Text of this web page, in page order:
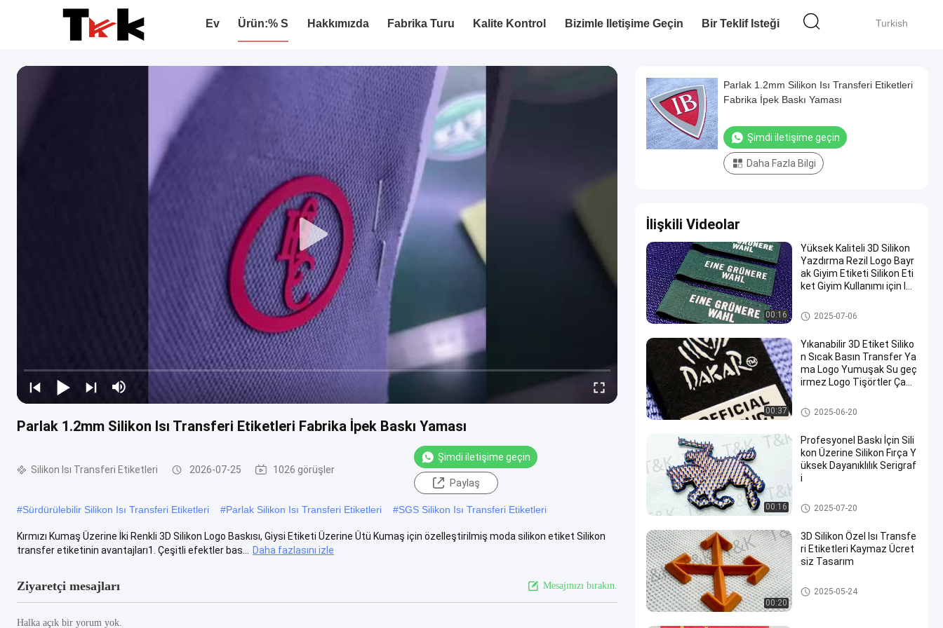
Turkish
Ev Ürün:% S Hakkımızda Fabrika Turu Kalite Kontrol Bizimle Iletişime Geçin Bir Teklif Isteği
Parlak 1.2mm Silikon Isı Transferi Etiketleri Fabrika İpek Baskı Yaması
Silikon Isı Transferi Etiketleri 2026-07-25 1026 görüşler
Şimdi iletişime geçin
Paylaş
#Sürdürülebilir Silikon Isı Transferi Etiketleri #Parlak Silikon Isı Transferi Etiketleri #SGS Silikon Isı Transferi Etiketleri
Kırmızı Kumaş Üzerine İki Renkli 3D Silikon Logo Baskısı, Giysi Etiketi Üzerine Ütü Kumaş için özelleştirilmiş moda silikon etiket Silikon
transfer etiketinin avantajları1. Çeşitli efektler bas...
Daha fazlasını izle
Ziyaretçi mesajları Mesajınızı bırakın.
Halka açık bir yorum yok.
Parlak 1.2mm Silikon Isı Transferi Etiketleri
Fabrika İpek Baskı Yaması
Şimdi iletişime geçin
Daha Fazla Bilgi
İlişkili Videolar
00:16
Yüksek Kaliteli 3D Silikon
Yazdırma Rezil Logo Bayr
ak Giyim Etiketi Silikon Eti
ket Giyim Kullanımı için Isı
Silikon Isı Transferi Etiketleri
2025-07-06
00:37
Yıkanabilir 3D Etiket Siliko
n Sıcak Basın Transfer Ya
ma Logo Yumuşak Su geç
irmez Logo Tişörtler Çant
Silikon Isı Transferi Etiketleri
2025-06-20
00:16
Profesyonel Baskı İçin Sili
kon Üzerine Silikon Fırça Y
üksek Dayanıklılık Serigraf
i
Silikon Isı Transferi Etiketleri
2025-07-20
00:20
3D Silikon Özel Isı Transfe
ri Etiketleri Kaymaz Ücret
siz Tasarım
Silikon Isı Transferi Etiketleri
2025-05-24